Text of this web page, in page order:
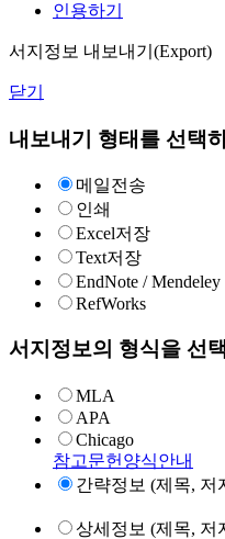
인용하기
서지정보 내보내기(Export)
닫기
내보내기 형태를 선택
메일전송
인쇄
Excel저장
Text저장
EndNote / Mendeley
RefWorks
서지정보의 형식을 선
MLA
APA
Chicago
참고문헌양식안내
간략정보 (제목, 저
상세정보 (제목, 저